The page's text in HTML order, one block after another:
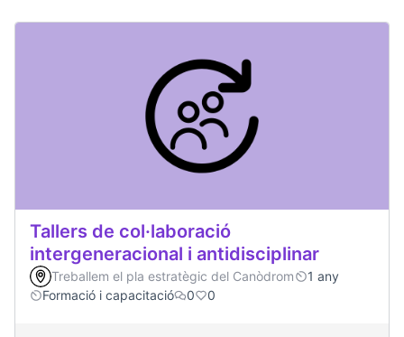
Tallers de col·laboració
intergeneracional i antidisciplinar
Treballem el pla estratègic del Canòdrom
1 any
Formació i capacitació
0 0